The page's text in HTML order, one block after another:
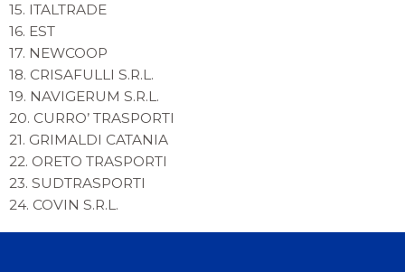
15. ITALTRADE
16. EST
17. NEWCOOP
18. CRISAFULLI S.R.L.
19. NAVIGERUM S.R.L.
20. CURRO’ TRASPORTI
21. GRIMALDI CATANIA
22. ORETO TRASPORTI
23. SUDTRASPORTI
24. COVIN S.R.L.